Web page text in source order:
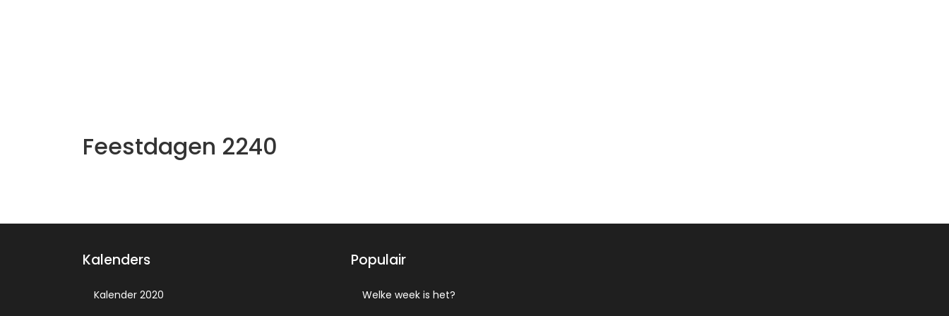
Feestdagen 2240
Kalenders
Kalender 2020
Populair
Welke week is het?